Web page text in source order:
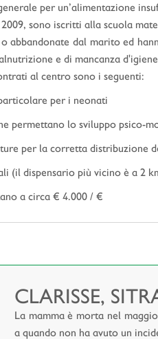
per un’alimentazione
sono iscritti alla scuola
abbandonate dal marito ed
e di mancanza
al centro sono i seguenti:
per i neonati
permettano lo sviluppo psico-
per la corretta distribuzione
(il dispensario più vicino è a 2
a circa € 4.000 / €
CLARISSE,
La mamma è morta nel
a quando non ha avuto un